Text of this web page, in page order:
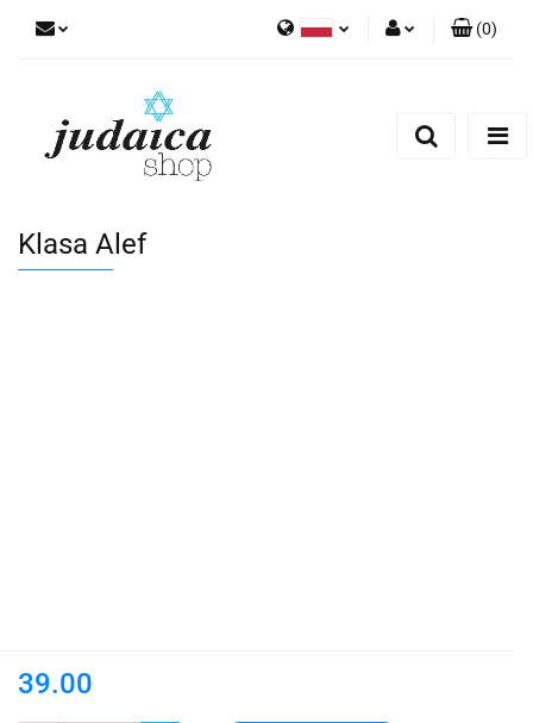
(0)
Klasa Alef
39.00